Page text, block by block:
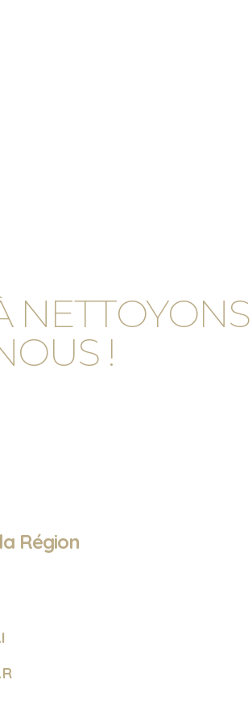
NETTOYONS
!
Région